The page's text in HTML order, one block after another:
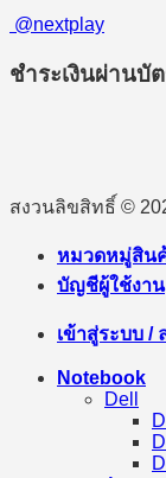
@nextplay
ชำระเงินผ่านบั
สงวนลิขสิทธิ์ ©
หมวดหมู่สิน
บัญชีผู้ใช้งาน
เข้าสู่ระบบ /
Notebook
Dell